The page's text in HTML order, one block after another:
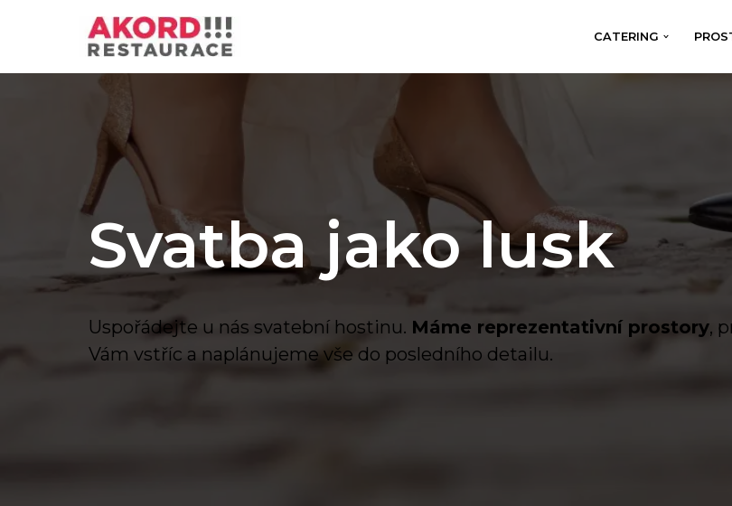
na
CATERING
Svatba jako lusk
Uspořádejte u nás svatební hostinu. Máme reprezentativní prostory,
Vám vstříc a naplánujeme vše do posledního detailu.